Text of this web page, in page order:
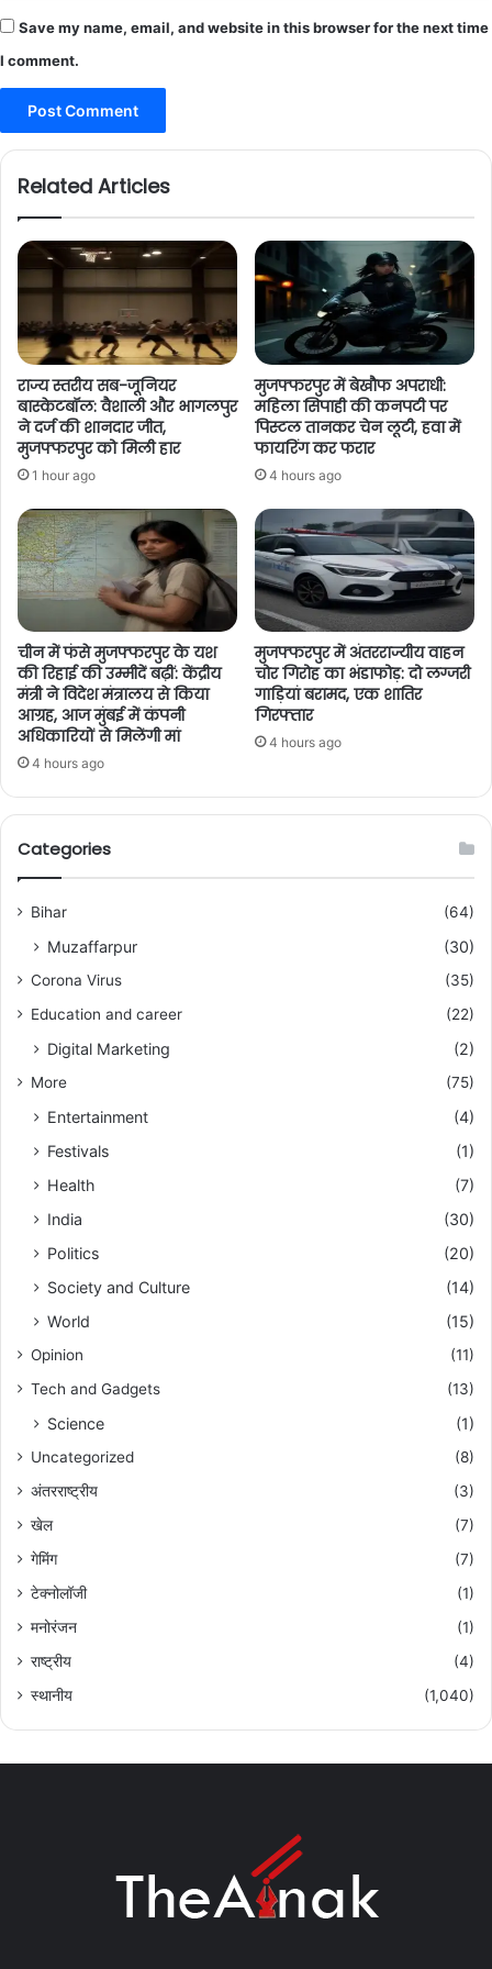
Save my name, email, and website in this browser for the next time
I comment.
Related Articles
राज्य स्तरीय सब-जूनियर
बास्केटबॉल: वैशाली और भागलपुर
ने दर्ज की शानदार जीत,
मुजफ्फरपुर को मिली हार
1 hour ago
मुजफ्फरपुर में बेखौफ अपराधी:
महिला सिपाही की कनपटी पर
पिस्टल तानकर चेन लूटी, हवा में
फायरिंग कर फरार
4 hours ago
चीन में फंसे मुजफ्फरपुर के यश
की रिहाई की उम्मीदें बढ़ीं: केंद्रीय
मंत्री ने विदेश मंत्रालय से किया
आग्रह, आज मुंबई में कंपनी
अधिकारियों से मिलेंगी मां
4 hours ago
मुजफ्फरपुर में अंतरराज्यीय वाहन
चोर गिरोह का भंडाफोड़: दो लग्जरी
गाड़ियां बरामद, एक शातिर
गिरफ्तार
4 hours ago
Categories
Bihar (64)
Muzaffarpur (30)
Corona Virus
(35)
Education and career
(22)
Digital Marketing (2)
More (75)
Entertainment
(4)
Festivals
(1)
Health
(7)
India
(30)
Politics
(20)
Society and Culture
(14)
World
(15)
Opinion
(11)
Tech and Gadgets
(13)
Science (1)
Uncategorized
(8)
अंतरराष्ट्रीय
(3)
खेल
(7)
गेमिंग
(7)
टेक्नोलॉजी
(1)
मनोरंजन
(1)
राष्ट्रीय
(4)
स्थानीय
(1,040)